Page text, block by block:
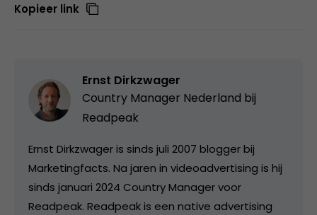
Kopieer link
Ernst Dirkzwager
Country Manager Nederland bij
Readpeak
Ernst Dirkzwager is sinds juli 2007 blogger bij
Marketingfacts. Na jaren in videoadvertising is hij
sinds januari 2024 Country Manager voor
Readpeak. Readpeak is een native advertising